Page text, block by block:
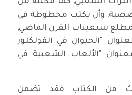
الشعبي, كما مكنته من
وأن يكتب مخطوطة في
مطلع سبعينات القرن الماضي,
"الحيوان في الفولكلور
بعنوان "الألعاب الشعبية في
من الكتاب فقد تضمن